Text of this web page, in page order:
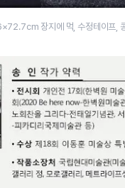
장지에 먹, 수정테이프,